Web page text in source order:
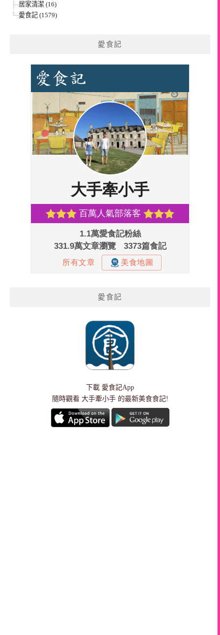
居家清潔 (16)
愛食記 (1579)
愛食記
愛食記
下載 愛食記App
隨時觀看 大手牽小手 的最新美食食記!